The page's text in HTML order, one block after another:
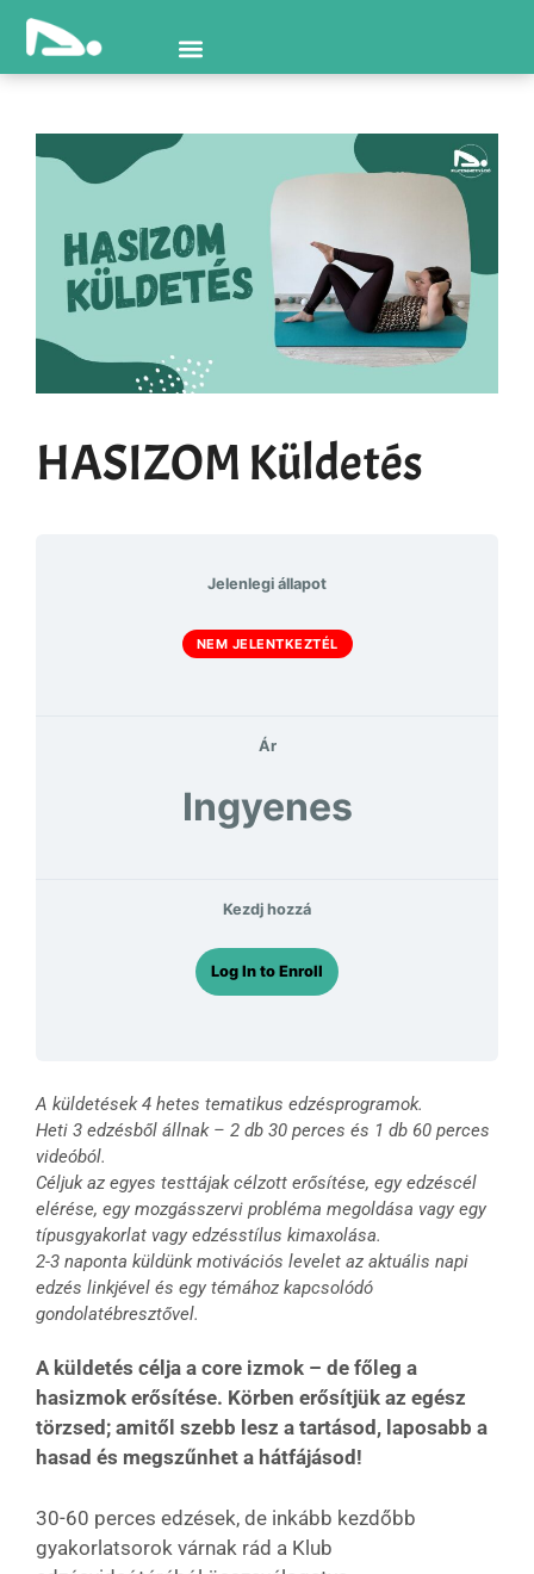
HASIZOM Küldetés
Jelenlegi állapot
NEM JELENTKEZTÉL
Ár
Ingyenes
Kezdj hozzá
Log In to Enroll
A küldetések 4 hetes tematikus edzésprogramok.
Heti 3 edzésből állnak – 2 db 30 perces és 1 db 60 perces
videóból.
Céljuk az egyes testtájak célzott erősítése, egy edzéscél
elérése, egy mozgásszervi probléma megoldása vagy egy
típusgyakorlat vagy edzésstílus kimaxolása.
2-3 naponta küldünk motivációs levelet az aktuális napi
edzés linkjével és egy témához kapcsolódó
gondolatébresztővel.
A küldetés célja a core izmok – de főleg a
hasizmok erősítése. Körben erősítjük az egész
törzsed; amitől szebb lesz a tartásod, laposabb a
hasad és megszűnhet a hátfájásod!
30-60 perces edzések, de inkább kezdőbb
gyakorlatsorok várnak rád a Klub